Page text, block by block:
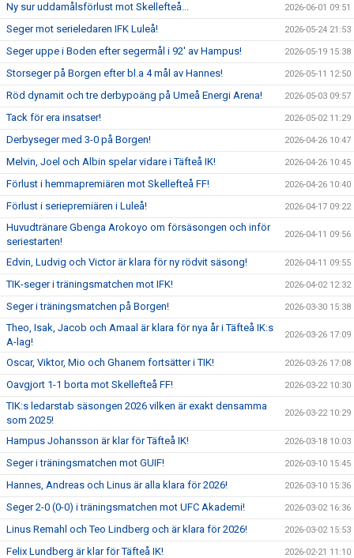
Ny sur uddamålsförlust mot Skellefteå... 2026-06-01 09:51
Seger mot serieledaren IFK Luleå! 2026-05-24 21:53
Seger uppe i Boden efter segermål i 92' av Hampus! 2026-05-19 15:38
Storseger på Borgen efter bl.a 4 mål av Hannes! 2026-05-11 12:50
Röd dynamit och tre derbypoäng på Umeå Energi Arena! 2026-05-03 09:57
Tack för era insatser! 2026-05-02 11:29
Derbyseger med 3-0 på Borgen! 2026-04-26 10:47
Melvin, Joel och Albin spelar vidare i Täfteå IK! 2026-04-26 10:45
Förlust i hemmapremiären mot Skellefteå FF! 2026-04-26 10:40
Förlust i seriepremiären i Luleå! 2026-04-17 09:22
Huvudtränare Gbenga Arokoyo om försäsongen och inför
seriestarten!
2026-04-11 09:56
Edvin, Ludvig och Victor är klara för ny rödvit säsong! 2026-04-11 09:55
TIK-seger i träningsmatchen mot IFK! 2026-04-02 12:32
Seger i träningsmatchen på Borgen! 2026-03-30 15:38
Theo, Isak, Jacob och Amaal är klara för nya år i Täfteå IK:s
A-lag!
2026-03-26 17:09
Oscar, Viktor, Mio och Ghanem fortsätter i TIK! 2026-03-26 17:08
Oavgjort 1-1 borta mot Skellefteå FF! 2026-03-22 10:30
TIK:s ledarstab säsongen 2026 vilken är exakt densamma
som 2025!
2026-03-22 10:29
Hampus Johansson är klar för Täfteå IK! 2026-03-18 10:03
Seger i träningsmatchen mot GUIF! 2026-03-10 15:45
Hannes, Andreas och Linus är alla klara för 2026! 2026-03-10 15:36
Seger 2-0 (0-0) i träningsmatchen mot UFC Akademi! 2026-03-02 16:36
Linus Remahl och Teo Lindberg och är klara för 2026! 2026-03-02 15:53
Felix Lundberg är klar för Täfteå IK! 2026-02-21 11:10